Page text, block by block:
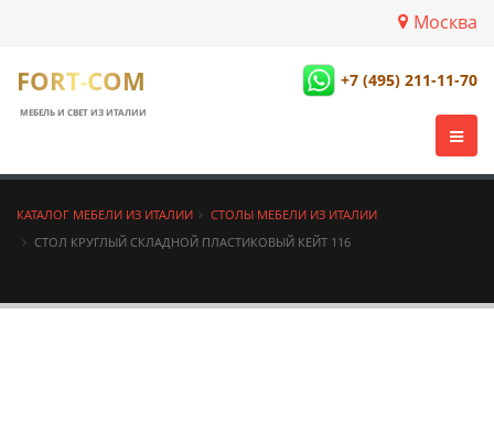
Москва
FORT-COM
МЕБЕЛЬ И СВЕТ ИЗ ИТАЛИИ
+7 (495) 211-11-70
КАТАЛОГ МЕБЕЛИ ИЗ ИТАЛИИ
СТОЛЫ МЕБЕЛИ ИЗ ИТАЛИИ
СТОЛ КРУГЛЫЙ СКЛАДНОЙ ПЛАСТИКОВЫЙ КЕЙТ 116